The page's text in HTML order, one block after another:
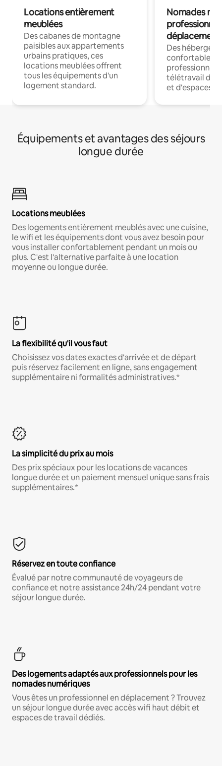
Locations entièrement
meublées
Des cabanes de montagne
paisibles aux appartements
urbains pratiques, ces
locations meublées offrent
tous les équipements d'un
logement standard.
Nomades
déplacement
Des
confortables
professionnels
télétravail
et d'espaces
Équipements et avantages des séjours
longue durée
Locations meublées
Des logements entièrement meublés avec une cuisine,
le wifi et les équipements dont vous avez besoin pour
vous installer confortablement pendant un mois ou
plus. C'est l'alternative parfaite à une location
moyenne ou longue durée.
La flexibilité qu'il vous faut
Choisissez vos dates exactes d'arrivée et de départ
puis réservez facilement en ligne, sans engagement
supplémentaire ni formalités administratives.*
La simplicité du prix au mois
Des prix spéciaux pour les locations de vacances
longue durée et un paiement mensuel unique sans frais
supplémentaires.*
Réservez en toute confiance
Évalué par notre communauté de voyageurs de
confiance et notre assistance 24h/24 pendant votre
séjour longue durée.
Des logements adaptés aux professionnels pour les
nomades numériques
Vous êtes un professionnel en déplacement ? Trouvez
un séjour longue durée avec accès wifi haut débit et
espaces de travail dédiés.